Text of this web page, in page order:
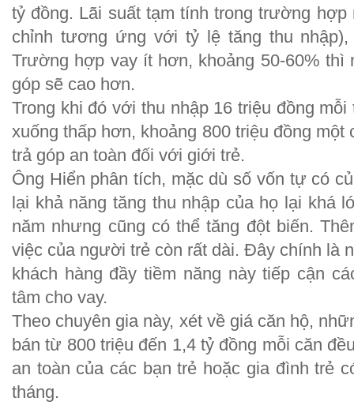
tỷ đồng. Lãi suất tạm tính trong trường
chỉnh tương ứng với tỷ lệ tăng thu
Trường hợp vay ít hơn, khoảng 50-60% thì
góp sẽ cao hơn.
Trong khi đó với thu nhập 16 triệu đồng
xuống thấp hơn, khoảng 800 triệu đồng
trả góp an toàn đối với giới trẻ.
Ông Hiển phân tích, mặc dù số vốn tự có
lại khả năng tăng thu nhập của họ lại khá
năm nhưng cũng có thể tăng đột biến.
việc của người trẻ còn rất dài. Đây chính là
khách hàng đầy tiềm năng này tiếp cận
tâm cho vay.
Theo chuyên gia này, xét về giá căn hộ,
bán từ 800 triệu đến 1,4 tỷ đồng mỗi căn
an toàn của các bạn trẻ hoặc gia đình trẻ
tháng.